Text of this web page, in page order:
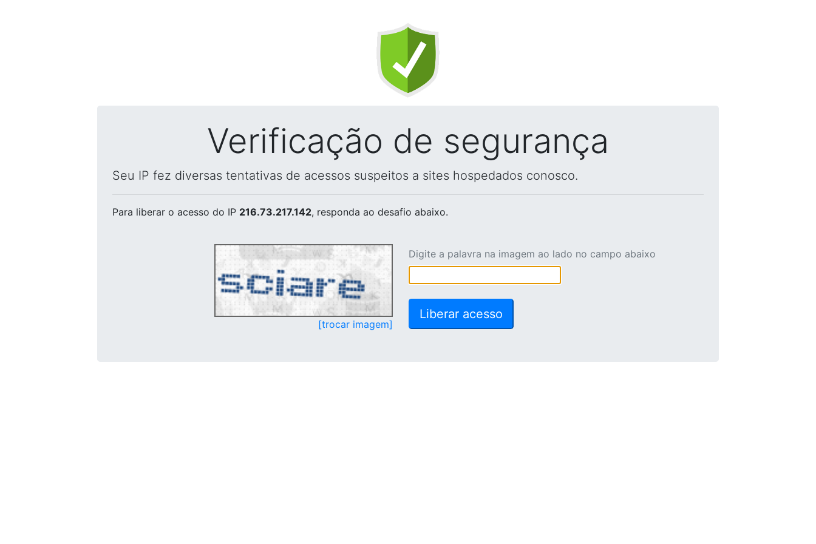
Verificação de segurança
Seu IP fez diversas tentativas de acessos suspeitos a sites hospedados conosco.
Para liberar o acesso do IP 216.73.217.142, responda ao desafio abaixo.
[trocar imagem]
Digite a palavra na imagem ao lado no campo abaixo